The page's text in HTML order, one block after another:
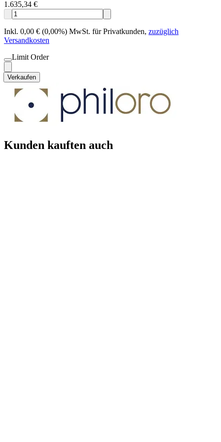
1.635,34 €
Inkl. 0,00 € (0,00%) MwSt. für Privatkunden, zuzüglich
Versandkosten
Limit Order
Verkaufen
Kunden kauften auch